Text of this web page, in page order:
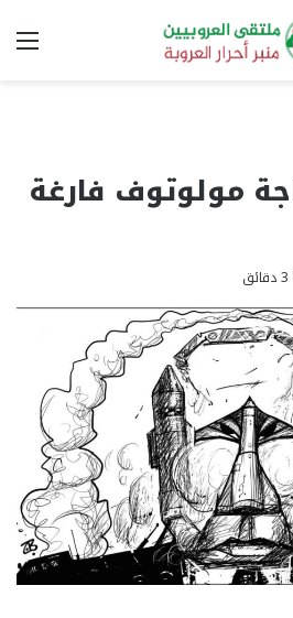
مولوتوف فارغة